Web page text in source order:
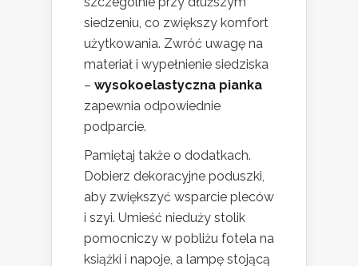
siedzeniu, co zwiększy komfort
użytkowania. Zwróć uwagę na
materiał i wypełnienie siedziska
– wysokoelastyczna pianka
zapewnia odpowiednie
podparcie.
Pamiętaj także o dodatkach.
Dobierz dekoracyjne poduszki,
aby zwiększyć wsparcie pleców
i szyi. Umieść nieduży stolik
pomocniczy w pobliżu fotela na
książki i napoje, a lampę stojącą